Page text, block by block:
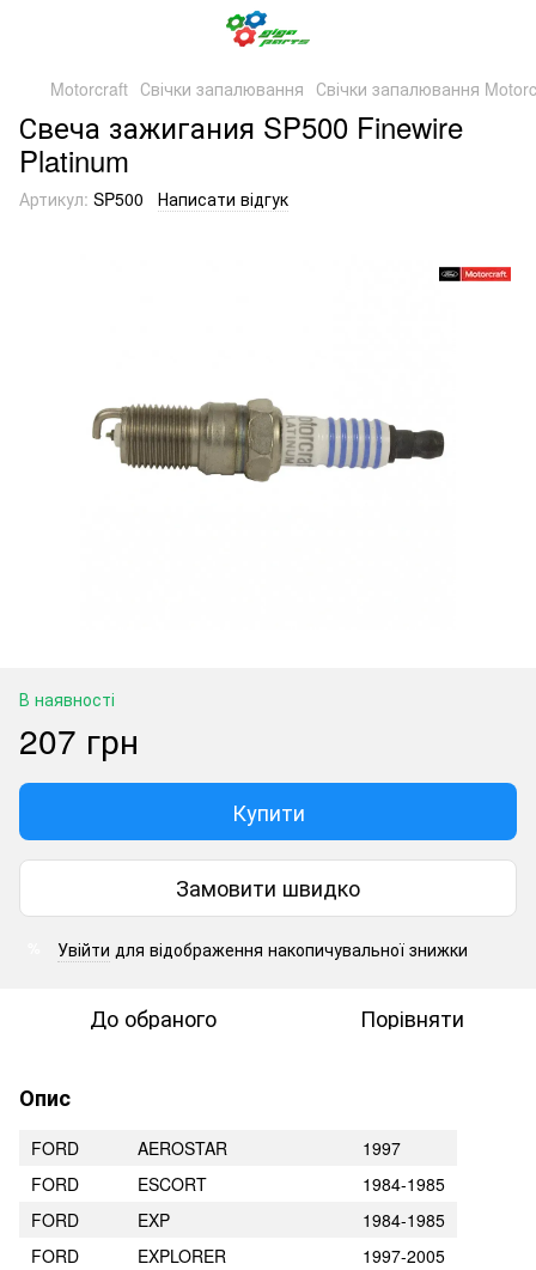
Motorcraft Свічки запалювання Свічки запалювання
Свеча зажигания SP500 Finewire
Platinum
Артикул: SP500 Написати відгук
В наявності
207 грн
Купити
Замовити швидко
Увійти для відображення накопичувальної знижки
До обраного Порівняти
Опис
FORD AEROSTAR
1997
FORD
ESCORT
1984-1985
FORD
EXP
1984-1985
FORD
EXPLORER
1997-2005